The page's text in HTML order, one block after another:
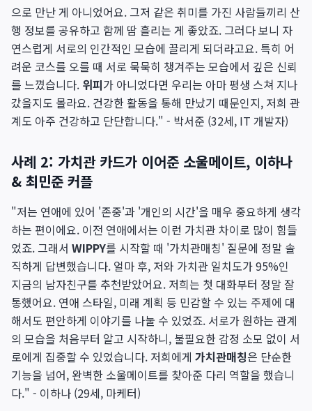
으로 만난 게 아니었어요. 그저 같은 취미를 가진 사람들끼리 산
행 정보를 공유하고 함께 땀 흘리는 게 좋았죠. 그러다 보니 자
연스럽게 서로의 인간적인 모습에 끌리게 되더라고요. 특히 어
려운 코스를 오를 때 서로 묵묵히 챙겨주는 모습에서 깊은 신뢰
를 느꼈습니다. 위피가 아니었다면 우리는 아마 평생 스쳐 지나
갔을지도 몰라요. 건강한 활동을 통해 만났기 때문인지, 저희 관
계도 아주 건강하고 단단합니다." - 박서준 (32세, IT 개발자)
사례 2: 가치관 카드가 이어준 소울메이트, 이하나
& 최민준 커플
"저는 연애에 있어 '존중'과 '개인의 시간'을 매우 중요하게 생각
하는 편이에요. 이전 연애에서는 이런 가치관 차이로 많이 힘들
었죠. 그래서 WIPPY를 시작할 때 '가치관매칭' 질문에 정말 솔
직하게 답변했습니다. 얼마 후, 저와 가치관 일치도가 95%인
지금의 남자친구를 추천받았어요. 저희는 첫 대화부터 정말 잘
통했어요. 연애 스타일, 미래 계획 등 민감할 수 있는 주제에 대
해서도 편안하게 이야기를 나눌 수 있었죠. 서로가 원하는 관계
의 모습을 처음부터 알고 시작하니, 불필요한 감정 소모 없이 서
로에게 집중할 수 있었습니다. 저희에게 가치관매칭은 단순한
기능을 넘어, 완벽한 소울메이트를 찾아준 다리 역할을 했습니
다." - 이하나 (29세, 마케터)